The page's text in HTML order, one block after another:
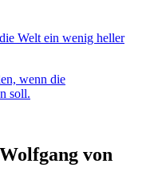
wenn die
soll.
von